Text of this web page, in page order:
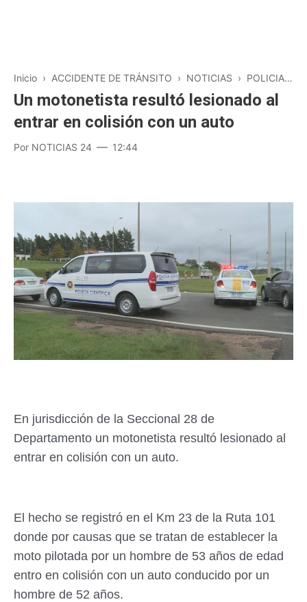
Inicio › ACCIDENTE DE TRÁNSITO › NOTICIAS › POLICIALES
Un motonetista resultó lesionado al
entrar en colisión con un auto
Por NOTICIAS 24 12:44
En jurisdicción de la Seccional 28 de
Departamento un motonetista resultó lesionado al
entrar en colisión con un auto.
El hecho se registró en el Km 23 de la Ruta 101
donde por causas que se tratan de establecer la
moto pilotada por un hombre de 53 años de edad
entro en colisión con un auto conducido por un
hombre de 52 años.